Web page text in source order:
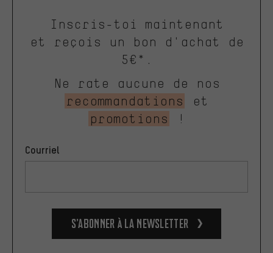
Inscris-toi maintenant
et reçois un bon d'achat de
5€*.
Ne rate aucune de nos
recommandations
et
promotions
!
Courriel
S’abonner à la newsletter